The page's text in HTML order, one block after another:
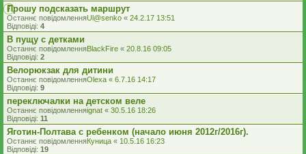
Прошу подсказать маршрут
Останнє повідомленняUl@senko « 24.2.17 13:51
Відповіді: 4
В пущу с детками
Останнє повідомленняBlackFire « 20.8.16 09:05
Відповіді: 2
Велорюкзак для дитини
Останнє повідомленняOlexa « 6.7.16 14:17
Відповіді: 9
переключалки на детском веле
Останнє повідомленняignat « 30.5.16 18:26
Відповіді: 11
Яготин-Полтава с ребенком (начало июня 2012г/2016г).
Останнє повідомленняКуница « 10.5.16 16:23
Відповіді: 19